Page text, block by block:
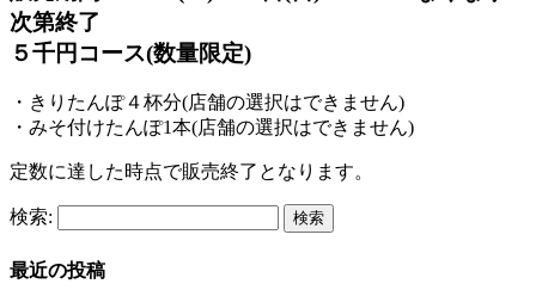
次第終了
５千円コース(数量限定)
・きりたんぽ４杯分(店舗の選択はできません)
・みそ付けたんぽ1本(店舗の選択はできません)
定数に達した時点で販売終了となります。
検索:
最近の投稿